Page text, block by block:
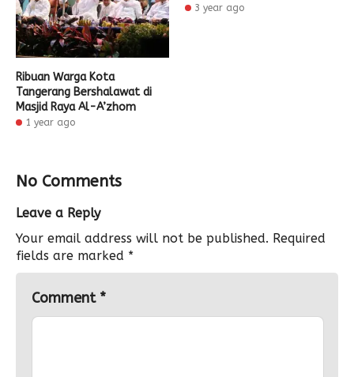
Ribuan Warga Kota
Tangerang Bershalawat di
Masjid Raya Al-A’zhom
1 year ago
3 year ago
No Comments
Leave a Reply
Your email address will not be published. Required
fields are marked *
Comment *